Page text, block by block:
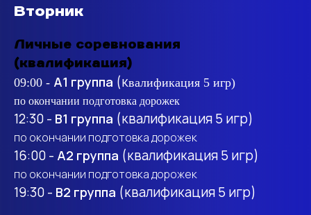
Вторник
Личные соревнования
(квалификация)
09:00 - А1 группа (квалификация 5 игр)
по окончании подготовка дорожек
12:30 - B1 группа (квалификация 5 игр)
по окончании подготовка дорожек
16:00 - А2 группа (квалификация 5 игр)
по окончании подготовка дорожек
19:30 - B2 группа (квалификация 5 игр)